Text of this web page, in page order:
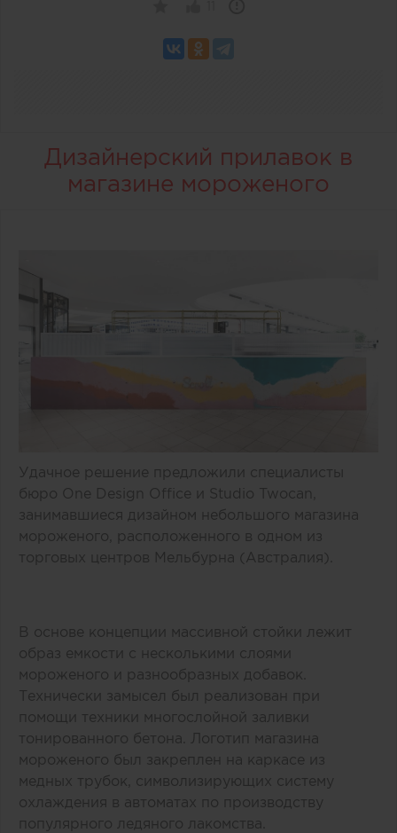
Дизайнерский прилавок в
магазине мороженого
Удачное решение предложили специалисты
бюро One Design Office и Studio Twocan,
занимавшиеся дизайном небольшого магазина
мороженого, расположенного в одном из
торговых центров Мельбурна (Австралия).
В основе концепции массивной стойки лежит
образ емкости с несколькими слоями
мороженого и разнообразных добавок.
Технически замысел был реализован при
помощи техники многослойной заливки
тонированного бетона. Логотип магазина
мороженого был закреплен на каркасе из
медных трубок, символизирующих систему
охлаждения в автоматах по производству
популярного ледяного лакомства.